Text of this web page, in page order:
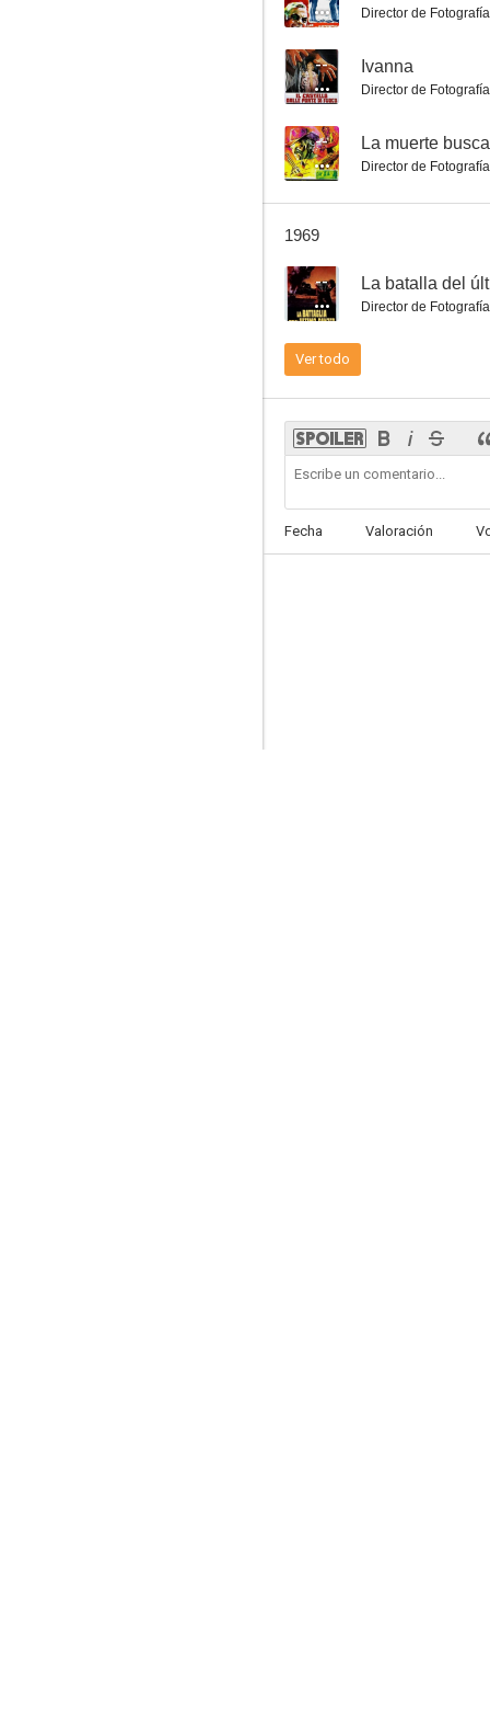
Comando al infierno
--
--
Director de Fotografía
-- Ivanna
Director de Fotografía
-- La muerte
Director de Fotografía
1969
-- La batalla del
Director de Fotografía
Ver todo
Fecha Valoración